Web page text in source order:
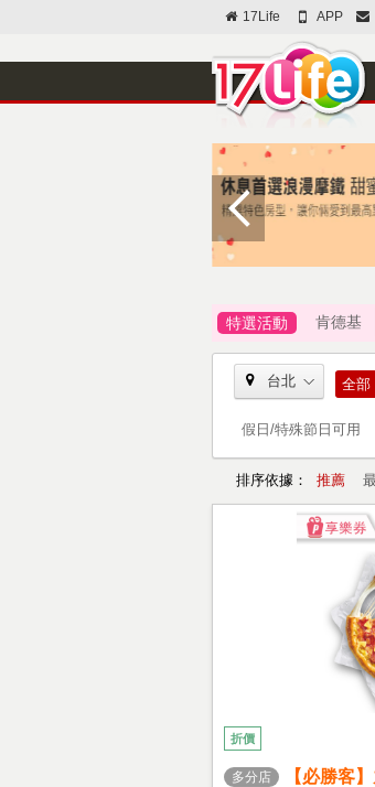
17Life APP
特選活動 肯德基
台北 全部
假日/特殊節日可用
排序依據： 推薦
折價
多分店
【必勝客